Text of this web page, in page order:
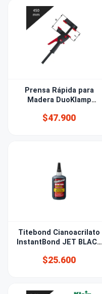
Prensa Rápida para
Madera DuoKlamp
$47.900
Titebond Cianoacrilato
InstantBond JET BLACK
$25.600